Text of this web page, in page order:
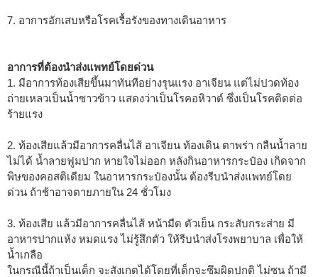
7. อาการอักเสบหรือโรคเรื้อรังของทางเดินอาหาร
อาการที่ต้องนำส่งแพทย์โดยด่วน
1. มีอาการท้องเสียขึ้นมาทันทีอย่างรุนแรง อาเจียน แต่ไม่ปวดท้อง
ถ่ายเหลวเป็นน้ำซาวข้าว แสดงว่าเป็นโรคอหิวาต์ ซึ่งเป็นโรคติดต่อ
ร้ายแรง
2. ท้องเสียแล้วมีอาการคลื่นไส้ อาเจียน ท้องเดิน ตาพร่า กลืนน้ำลาย
ไม่ได้ น้ำลายฟูมปาก หายใจไม่ออก หลังกินอาหารกระป๋อง เกิดจาก
พิษของคอสติเดียม ในอาหารกระป๋องนั้น ต้องรีบนำส่งแพทย์โดย
ด่วน ถ้าช้าอาจตายภายใน 24 ชั่วโมง
3. ท้องเสีย แล้วมีอาการคลื่นไส้ หน้ามืด ตัวเย็น กระสับกระส่าย มี
อาหารปากแห้ง หมดแรง ไม่รู้สึกตัว ให้รีบนำส่งโรงพยาบาล เพื่อให้
น้ำเกลือ
ในกรณีนี้ถ้าเป็นเด็ก จะสังเกตได้โดยที่เด็กจะซึมผิดปกติ ไม่ซน ถ้ามี